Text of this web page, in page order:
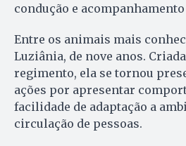
condução e
Entre os animais mais
Luziânia, de nove anos.
regimento, ela se tornou
ações por apresentar
facilidade de adaptação a
circulação de pessoas.